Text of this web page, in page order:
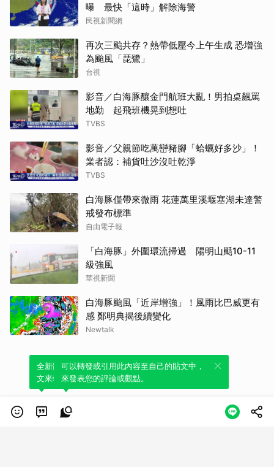
曝 最快「這時」解除海警
民視新聞網
再次三颱共存？熱帶低壓今上午生成 恐增強
為颱風「琵鷺」
台視
影音／白海豚釀金門航班大亂！男拍桌飆罵
地勤 起飛班機晃到想吐
TVBS
影音／父親節吃萬巒豬腳「蛤蠣好多沙」！
業者認：補貨吐沙沒吐乾淨
TVBS
白海豚僅帶來微雨 花蓮萬里溪堰塞湖未達警
戒發布標準
自由電子報
「白海豚」外圍環流掃過 陽明山颳10-11
級強風
華視新聞
白海豚颱風「近岸增強」！風雨比巴威更有
感 鄭明典揭後續變化
Newtalk
全新體驗！一鍵引用此內容，透過發布貼
文來輕鬆表達個人立場。
可以轉發或引用此內容至自己的貼文中，
來發表您的評論或觀點。